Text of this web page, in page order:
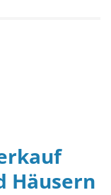
Häusern